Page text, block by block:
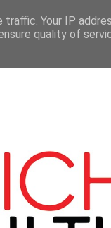
BBC KONTAKT
Your IP
quality of